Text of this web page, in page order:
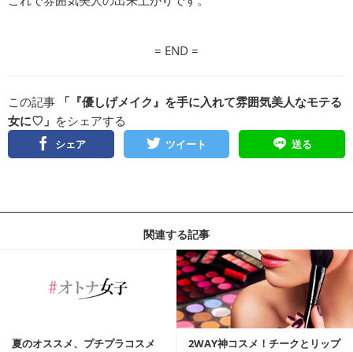
= END =
この記事
「『優しげメイク』を手に入れて雰囲気美人なモテる
女に♡」 をシェアする
シェア ツイート 送る
関連する記事
夏のオススメ、プチプラコスメ
2WAY神コスメ！チークとリップ